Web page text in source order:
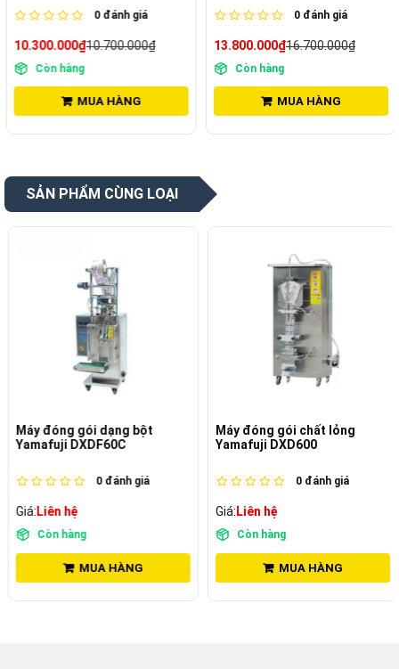
0đánh giá
10.300.000₫10.700.000₫
Còn hàng
MUA HÀNG
0đánh giá
13.800.000₫16.700.000₫
Còn hàng
MUA HÀNG
SẢN PHẨM CÙNG LOẠI
Máy đóng gói dạng bột
Yamafuji DXDF60C
0đánh giá
Giá:Liên hệ
Còn hàng
MUA HÀNG
Máy đóng gói chất lỏng
Yamafuji DXD600
0đánh giá
Giá:Liên hệ
Còn hàng
MUA HÀNG